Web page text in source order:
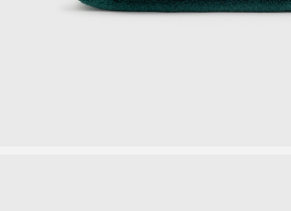
ПИЖАМЫ